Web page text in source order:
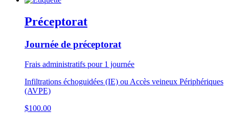
Préceptorat
Journée de préceptorat
Frais administratifs pour 1 journée
Infiltrations échoguidées (IE) ou Accès veineux Périphériques
(AVPE)
$100.00